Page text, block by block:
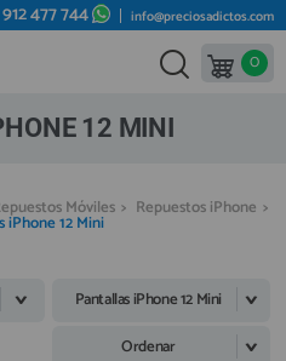
912 477 744 info@preciosadictos.com
0
12 MINI
Móviles > Repuestos iPhone >
iPhone 12 Mini
Pantallas iPhone 12 Mini
Ordenar